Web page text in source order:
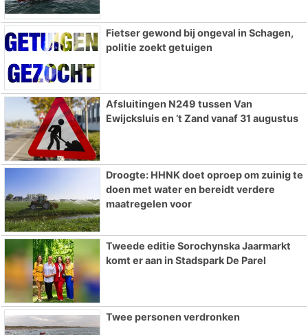
Fietser gewond bij ongeval in Schagen,
politie zoekt getuigen
Afsluitingen N249 tussen Van
Ewijcksluis en ’t Zand vanaf 31 augustus
Droogte: HHNK doet oproep om zuinig te
doen met water en bereidt verdere
maatregelen voor
Tweede editie Sorochynska Jaarmarkt
komt er aan in Stadspark De Parel
Twee personen verdronken